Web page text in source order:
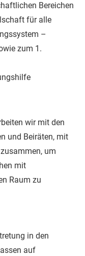
Bereichen
für alle
–
zum 1.
wir mit den
und Beiräten, mit
um
mit
Raum zu
in den
auf